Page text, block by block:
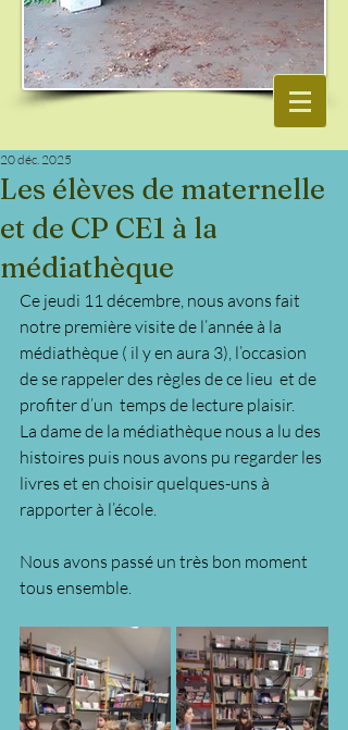
Les élèves de maternelle
et de CP CE1 à la
médiathèque
20 déc. 2025
Ce jeudi 11 décembre, nous avons fait
notre première visite de l’année à la
médiathèque ( il y en aura 3), l’occasion
de se rappeler des règles de ce lieu  et de
profiter d’un  temps de lecture plaisir.
La dame de la médiathèque nous a lu des
histoires puis nous avons pu regarder les
livres et en choisir quelques-uns à
rapporter à l’école.
Nous avons passé un très bon moment
tous ensemble.